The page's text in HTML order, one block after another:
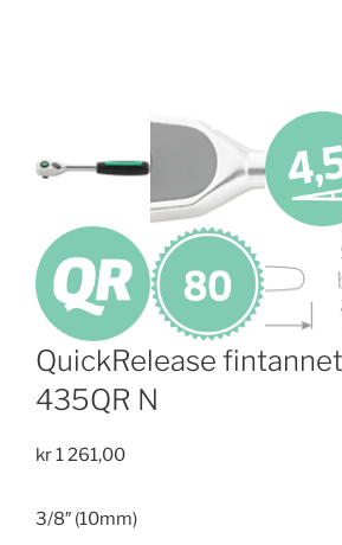
QuickRelease
435QR N
kr1 261,00
3/8″ (10mm)